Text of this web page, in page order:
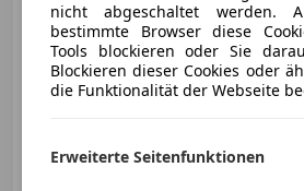
nicht abgeschaltet werden.
bestimmte Browser diese
Tools blockieren oder Sie
Blockieren dieser Cookies oder
die Funktionalität der Webseite
Erweiterte Seitenfunktionen